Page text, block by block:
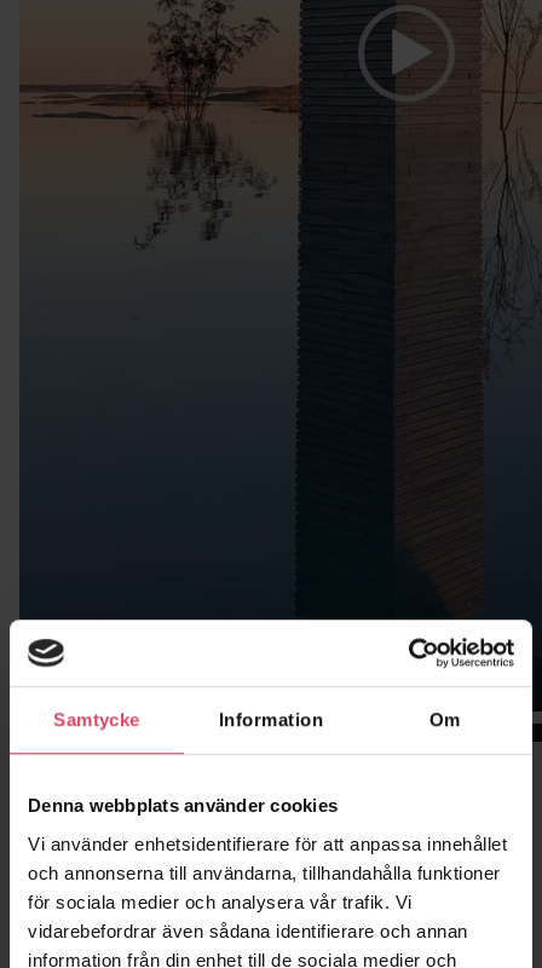
Samtycke Information Om
Denna webbplats använder cookies
Vi använder enhetsidentifierare för att anpassa innehållet
och annonserna till användarna, tillhandahålla funktioner
för sociala medier och analysera vår trafik. Vi
vidarebefordrar även sådana identifierare och annan
information från din enhet till de sociala medier och
00:00
Använda produkter